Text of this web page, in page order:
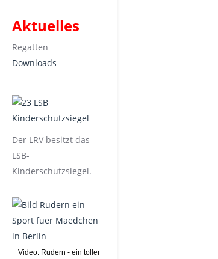
Aktuelles
Regatten
Downloads
Der LRV besitzt das
LSB-
Kinderschutzsiegel.
Video: Rudern - ein toller